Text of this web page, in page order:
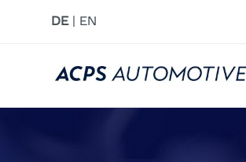
DE EN